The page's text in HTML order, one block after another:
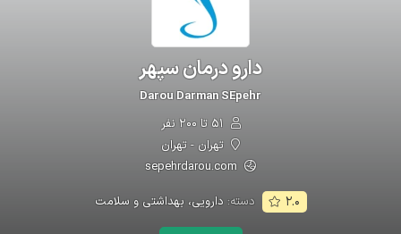
دارو درمان سپهر
Darou Darman SEpehr
تهران - تهران
۲.۰ دسته:دارویی، بهداشتی و سلامت